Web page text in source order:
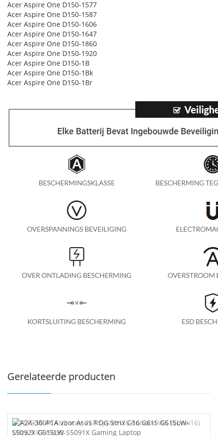
Acer Aspire One D150-1577
Acer Aspire One D150-1587
Acer Aspire One D150-1606
Acer Aspire One D150-1647
Acer Aspire One D150-1860
Acer Aspire One D150-1920
Acer Aspire One D150-1B
Acer Aspire One D150-1Bk
Acer Aspire One D150-1Br
Gerelateerde producten